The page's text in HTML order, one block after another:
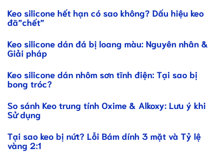
Keo silicone hết hạn có sao không? Dấu hiệu keo
đã”chết”
Keo silicone dán đá bị loang màu: Nguyên nhân &
Giải pháp
Keo silicone dán nhôm sơn tĩnh điện: Tại sao bị
bong tróc?
So sánh Keo trung tính Oxime & Alkoxy: Lưu ý khi
Sử dụng
Tại sao keo bị nứt? Lỗi Bám dính 3 mặt và Tỷ lệ
vàng 2:1